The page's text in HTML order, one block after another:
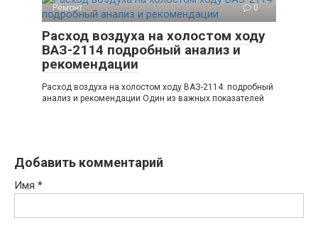
Ремонт 0
Расход воздуха на холостом ходу
ВАЗ-2114 подробный анализ и
рекомендации
Расход воздуха на холостом ходу ВАЗ-2114: подробный
анализ и рекомендации Один из важных показателей
Добавить комментарий
Имя *